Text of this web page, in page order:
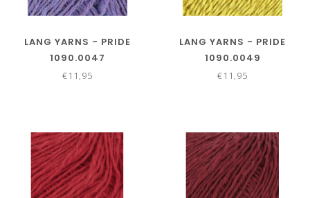
LANG YARNS - PRIDE
1090.0047
€11,95
LANG YARNS - PRIDE
1090.0049
€11,95